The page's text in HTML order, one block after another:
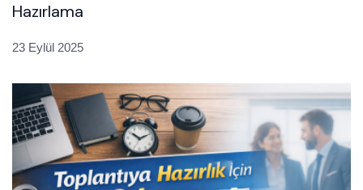
Hazırlama
23 Eylül 2025